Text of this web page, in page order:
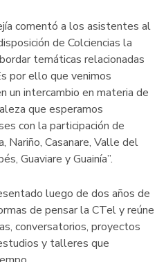
comentó a los asistentes al
de Colciencias la
temáticas relacionadas
por ello que venimos
un intercambio en materia de
que esperamos
con la participación de
Nariño, Casanare, Valle del
Guaviare y Guainía”.
luego de dos años de
de pensar la CTel y reúne
conversatorios, proyectos
y talleres que